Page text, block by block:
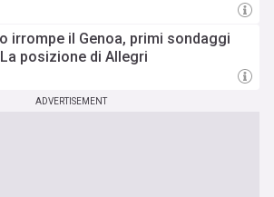
irrompe il Genoa, primi sondaggi
posizione di Allegri
ADVERTISEMENT